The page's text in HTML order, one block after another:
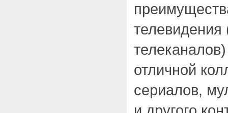
телевидения
отличной
сериалов,